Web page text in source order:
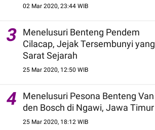
02 Mar 2020, 23:44 WIB
3
Menelusuri Benteng Pendem
Cilacap, Jejak Tersembunyi yang
Sarat Sejarah
25 Mar 2020, 12:50 WIB
4
Menelusuri Pesona Benteng Van
den Bosch di Ngawi, Jawa Timur
25 Mar 2020, 18:12 WIB